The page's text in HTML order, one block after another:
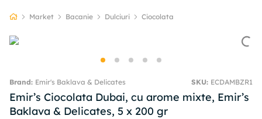
Market Bacanie Dulciuri Ciocolata
Emir's Baklava & Delicates SKU: ECDAMBZR1
Emir’s Ciocolata Dubai, cu arome mixte, Emir’s
Baklava & Delicates, 5 x 200 gr